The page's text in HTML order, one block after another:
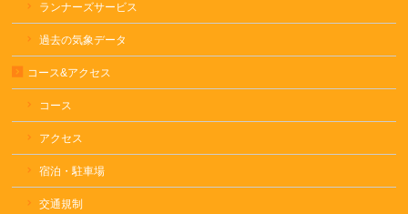
ランナーズサービス
過去の気象データ
コース&アクセス
コース
アクセス
宿泊・駐車場
交通規制